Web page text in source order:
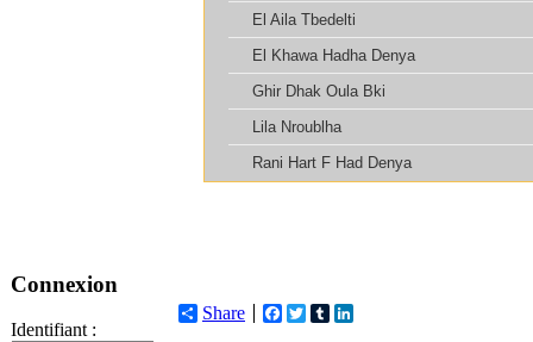
Connexion
Identifiant :
Share Facebook
TwitterTumblr